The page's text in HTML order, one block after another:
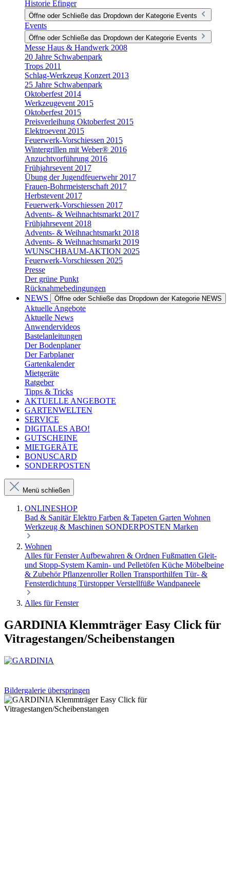
Historie Efinger
Öffne oder Schließe das Dropdown der Kategorie Events
Events
Öffne oder Schließe das Dropdown der Kategorie Events
Messe Haus & Handwerk 2008
20 Jahre Schwabenpark
Trops 2011
Schlag-Werkzeug Konzert 2013
25 Jahre Schwabenpark
Oktoberfest 2014
Werkzeugevent 2015
Oktoberfest 2015
Preisverleihung Oktoberfest 2015
Elektroevent 2015
Feuerwerk-Vorschiessen 2015
Wintergrillen mit Weber® 2016
Anzuchtvorführung 2016
Frühjahrsevent 2017
Übung der Jugendfeuerwehr 2017
Frauen-Bohrmeisterschaft 2017
Herbstevent 2017
Feuerwerk-Vorschiessen 2017
Advents- & Weihnachtsmarkt 2017
Frühjahrsevent 2018
Advents- & Weihnachtsmarkt 2018
Advents- & Weihnachtsmarkt 2019
WUNSCHBAUM-AKTION 2025
Feuerwerk-Vorschiessen 2025
Presse
Der grüne Punkt
Rücknahmebedingungen
NEWS
Öffne oder Schließe das Dropdown der Kategorie NEWS
Aktuelle Angebote
Aktuelle News
Anwendervideos
Bastelanleitungen
Der Bodenplaner
Der Farbplaner
Gartenkalender
Mietgeräte
Ratgeber
Tipps & Tricks
AKTUELLE ANGEBOTE
GARTENWELTEN
SERVICE
DIGITALES ABO!
GUTSCHEINE
MIETGERÄTE
BONUSCARD
SONDERPOSTEN
Menü schließen
ONLINESHOP
Bad & SanitärElektro Farben & Tapeten Garten Wohnen
Werkzeug & Maschinen SONDERPOSTEN Marken
Wohnen
Alles für FensterAufbewahren & Ordnen Fußmatten Gleit-
und Stopp-System Kamin- und Pelletöfen Küche Möbelbeine
& ZubehörPflanzenrollerRollen Transporthilfen Tür- &
Fensterdichtung TürstopperVerstellfüße Wandpaneele
Alles für Fenster
GARDINIA Klemmträger Easy Click für
Vitragestangen/Scheibenstangen
Bildergalerie überspringen